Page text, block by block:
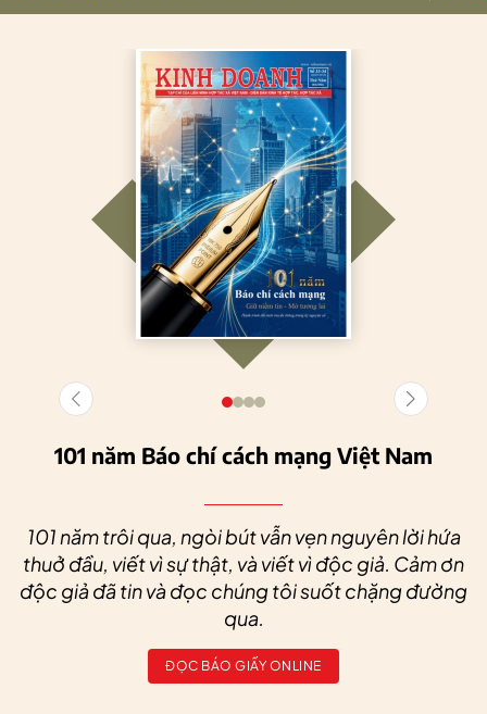
101 năm Báo chí cách mạng Việt Nam
101 năm trôi qua, ngòi bút vẫn vẹn nguyên lời hứa
thuở đầu, viết vì sự thật, và viết vì độc giả. Cảm ơn
độc giả đã tin và đọc chúng tôi suốt chặng đường
qua.
ĐỌC BÁO GIẤY ONLINE